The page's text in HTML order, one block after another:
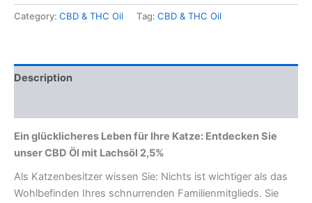
Category: CBD & THC Oil Tag: CBD & THC Oil
Description
Ein glücklicheres Leben für Ihre Katze: Entdecken Sie
unser CBD Öl mit Lachsöl 2,5%
Als Katzenbesitzer wissen Sie: Nichts ist wichtiger als das
Wohlbefinden Ihres schnurrenden Familienmitglieds. Sie